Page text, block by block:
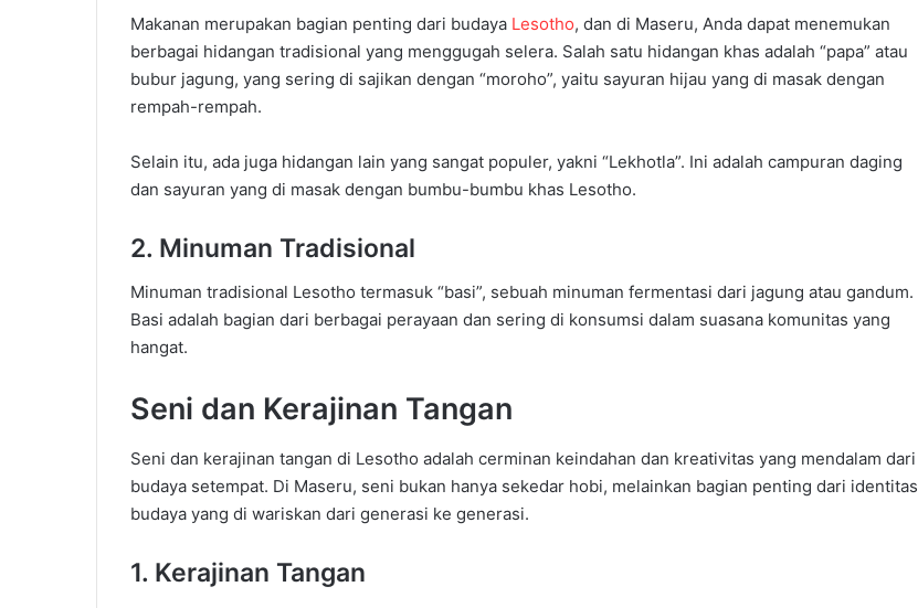
Makanan merupakan bagian penting dari budaya Lesotho, dan di Maseru, Anda dapat menemukan
berbagai hidangan tradisional yang menggugah selera. Salah satu hidangan khas adalah “papa” atau
bubur jagung, yang sering di sajikan dengan “moroho”, yaitu sayuran hijau yang di masak dengan
rempah-rempah.
Selain itu, ada juga hidangan lain yang sangat populer, yakni “Lekhotla”. Ini adalah campuran daging
dan sayuran yang di masak dengan bumbu-bumbu khas Lesotho.
2. Minuman Tradisional
Minuman tradisional Lesotho termasuk “basi”, sebuah minuman fermentasi dari jagung atau gandum.
Basi adalah bagian dari berbagai perayaan dan sering di konsumsi dalam suasana komunitas yang
hangat.
Seni dan Kerajinan Tangan
Seni dan kerajinan tangan di Lesotho adalah cerminan keindahan dan kreativitas yang mendalam dari
budaya setempat. Di Maseru, seni bukan hanya sekedar hobi, melainkan bagian penting dari identitas
budaya yang di wariskan dari generasi ke generasi.
1. Kerajinan Tangan